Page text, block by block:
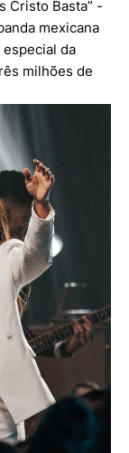
Cristo Basta” -
mexicana
da
milhões de